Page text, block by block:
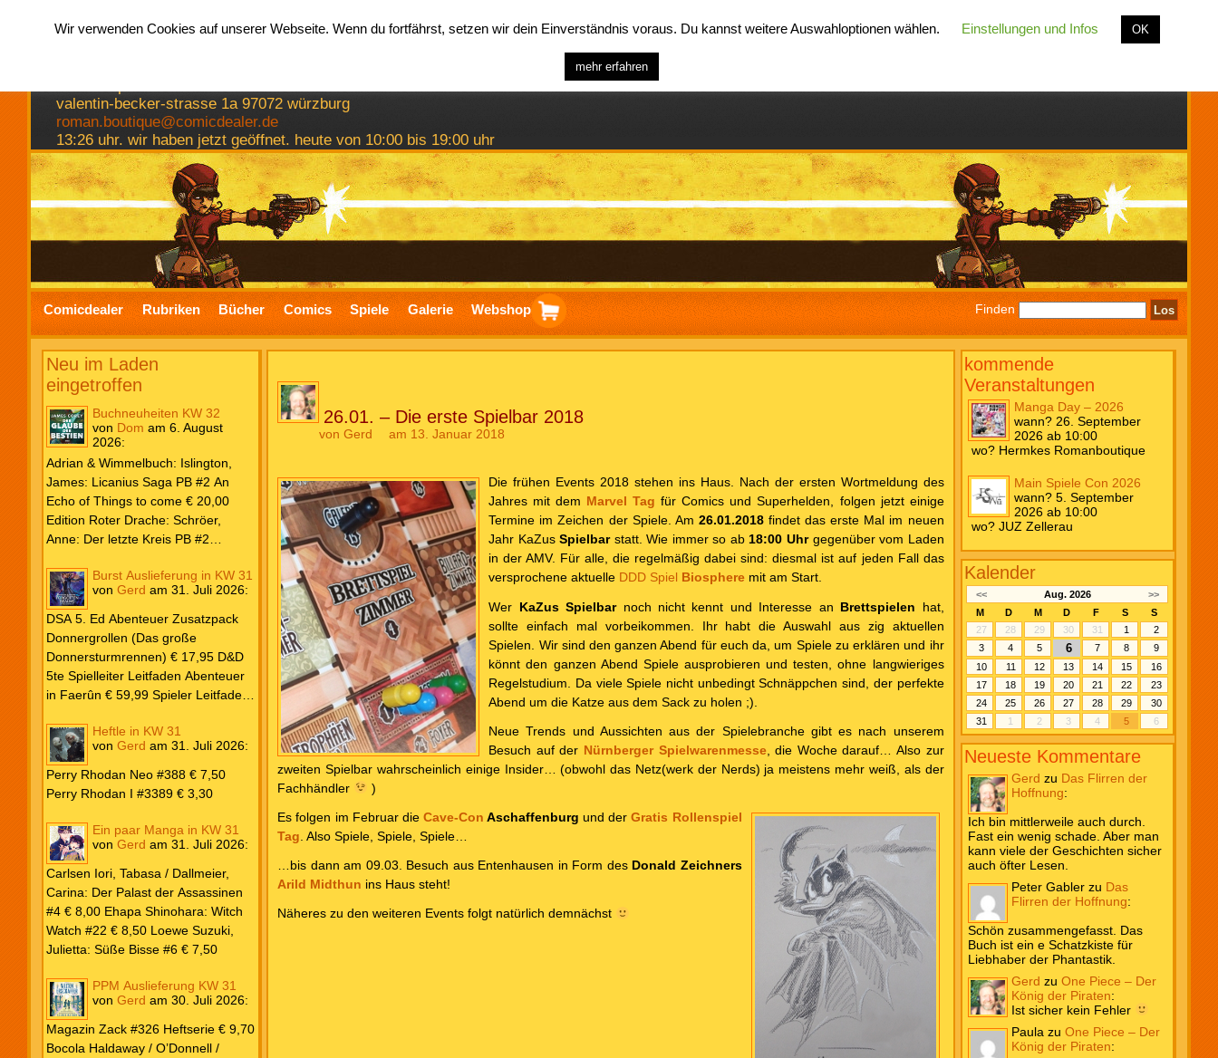
valentin-becker-strasse 1a 97072 würzburg
roman.boutique@comicdealer.de
13:26 uhr. wir haben jetzt geöffnet. heute von 10:00 bis 19:00 uhr
Comicdealer Rubriken Bücher Comics Spiele Galerie Webshop Finden
Neu im Laden
eingetroffen
Buchneuheiten KW 32
von Dom am 6. August
2026:
Adrian & Wimmelbuch: Islington,
James: Licanius Saga PB #2 An
Echo of Things to come € 20,00
Edition Roter Drache: Schröer,
Anne: Der letzte Kreis PB #2
Frank: Der Pandora-Zyklus PB #1
Die Reise nach Pandora € 16,00
Corey, James: The Captive’s War
HC #2 Der Glaube der Bestien €
24,00 Loewe: Suzuki, Julietta: Süße
Bisse #6 € 7,50
Burst Auslieferung in KW 31
von Gerd am 31. Juli 2026:
DSA 5. Ed Abenteuer Zusatzpack
Donnergrollen (Das große
Donnersturmrennen) € 17,95 D&D
5te Spielleiter Leitfaden Abenteuer
in Faerûn € 59,99 Spieler Leitfaden
Heftle in KW 31
von Gerd am 31. Juli 2026:
Perry Rhodan Neo #388 € 7,50
Perry Rhodan I #3389 € 3,30
Ein paar Manga in KW 31
von Gerd am 31. Juli 2026:
Carlsen Iori, Tabasa / Dallmeier,
Carina: Der Palast der Assassinen
#4 € 8,00 Ehapa Shinohara: Witch
Watch #22 € 8,50 Loewe Suzuki,
Julietta: Süße Bisse #6 € 7,50
PPM Auslieferung KW 31
von Gerd am 30. Juli 2026:
Magazin Zack #326 Heftserie € 9,70
Bocola Haldaway / O’Donnell /
26.01. – Die erste Spielbar 2018
vonGerd am 13. Januar 2018
Die frühen Events 2018 stehen ins Haus. Nach der ersten Wortmeldung des
Jahres mit dem Marvel Tag für Comics und Superhelden, folgen jetzt einige
Termine im Zeichen der Spiele. Am 26.01.2018findet das erste Mal im neuen
Jahr KaZusSpielbarstatt. Wie immer so ab18:00 Uhrgegenüber vom Laden
in der AMV. Für alle, die regelmäßig dabei sind: diesmal ist auf jeden Fall das
versprochene aktuelle DDD Spiel Biosphere mit am Start.
Wer KaZus Spielbarnoch nicht kennt und Interesse an Brettspielen hat,
sollte einfach mal vorbeikommen. Ihr habt die Auswahl aus zig aktuellen
Spielen. Wir sind den ganzen Abend für euch da, um Spiele zu erklären und ihr
könnt den ganzen Abend Spiele ausprobieren und testen, ohne langwieriges
Regelstudium. Da viele Spiele nicht unbedingt Schnäppchen sind, der perfekte
Abend um die Katze aus dem Sack zu holen ;).
Neue Trends und Aussichten aus der Spielebranche gibt es nach unserem
Besuch auf der Nürnberger Spielwarenmesse, die Woche darauf… Also zur
zweiten Spielbar wahrscheinlich einige Insider… (obwohl das Netz(werk der Nerds) ja meistens mehr weiß, als der
Fachhändler
)
Es folgen im Februar die Cave-Con Aschaffenburg und derGratis Rollenspiel
Tag . Also Spiele, Spiele, Spiele…
…bis dann am 09.03. Besuch aus Entenhausen in Form des Donald Zeichners
Arild Midthun ins Haus steht!
Näheres zu den weiteren Events folgt natürlich demnächst
kommende
Veranstaltungen
Manga Day – 2026
wann? 26. September
2026 ab 10:00
wo? Hermkes Romanboutique
Main Spiele Con 2026
wann? 5. September
2026 ab 10:00
wo? JUZ Zellerau
Kalender
<< Aug. 2026
>>
M
D M D F S
S
27
28 29 30 31 1
2
3
4 5 6 7 8
9
10
11 12 13 14 15
16
17
18 19 20 21 22
23
24
25 26 27 28 29
30
31
1 2 3 4 5 6
Neueste Kommentare
Gerd zu Das Flirren der
Hoffnung:
Ich bin mittlerweile auch durch.
Fast ein wenig schade. Aber man
kann viele der Geschichten sicher
auch öfter Lesen.
Peter Gabler zu Das
Flirren der Hoffnung:
Schön zusammengefasst. Das
Buch ist ein e Schatzkiste für
Liebhaber der Phantastik.
Gerd zuOne Piece – Der
König der Piraten:
Ist sicher kein Fehler
Paula zuOne Piece – Der
König der Piraten:
Wir verwenden Cookies auf unserer Webseite. Wenn du fortfährst, setzen wir dein Einverständnis voraus. Du kannst weitere Auswahloptionen wählen. Einstellungen und Infos OK
mehr erfahren